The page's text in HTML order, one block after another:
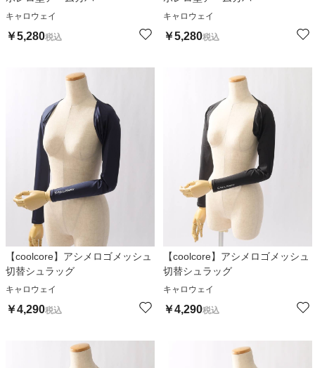
キャロウェイ
￥5,280税込
キャロウェイ
￥5,280税込
【coolcore】アシメロゴメッシュ
切替シュラッグ
キャロウェイ
￥4,290税込
【coolcore】アシメロゴメッシュ
切替シュラッグ
キャロウェイ
￥4,290税込